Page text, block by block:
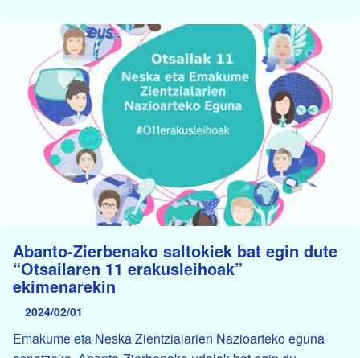
Abanto-Zierbenako saltokiek bat egin dute
“Otsailaren 11 erakusleihoak”
ekimenarekin
2024/02/01
Emakume eta Neska Zientzialarien Nazioarteko eguna